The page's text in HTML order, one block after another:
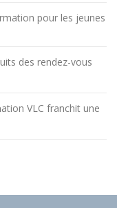
pour les jeunes
des rendez-vous
VLC franchit une